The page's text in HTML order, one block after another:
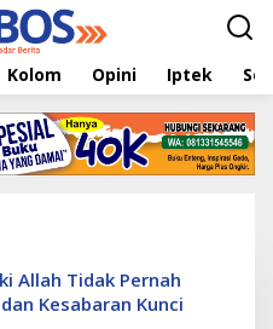
Kolom Opini Iptek
Allah Tidak Pernah
Kesabaran Kunci